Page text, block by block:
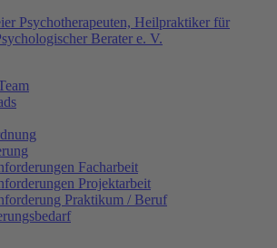
Facharbeit
Projektarbeit
Praktikum / Beruf